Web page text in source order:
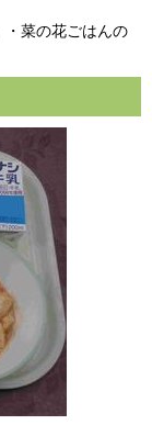
菜の花ごはんの